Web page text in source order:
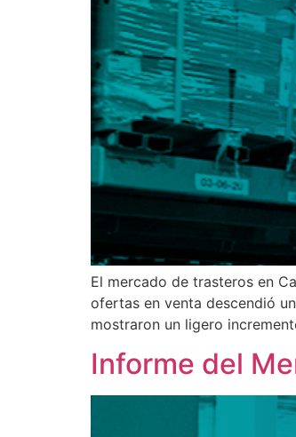
El mercado de trasteros en
ofertas en venta descendió
mostraron un ligero
Informe del